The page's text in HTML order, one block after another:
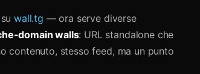
suwall.tg — ora serve diverse
domain walls: URL standalone che
contenuto, stesso feed, ma un punto